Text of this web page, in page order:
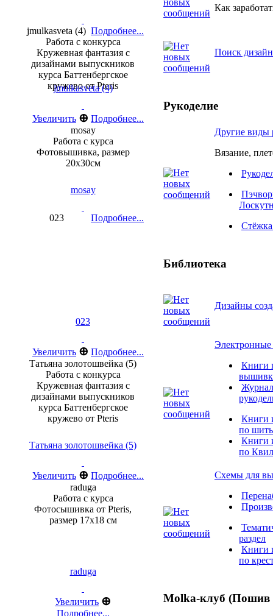
Подробнее...
jmulkasveta (4)
Работа с конкурса
Кружевная фантазия с
дизайнами выпускников
курса Баттенбергское
кружево от Pteris
jmulkasveta (4)
Увеличить ⊕ Подробнее...
mosay
Работа с курса
Фотовышивка, размер
20х30см
mosay
Подробнее...
023
023
Увеличить ⊕ Подробнее...
Татьяна золотошвейка (5)
Работа с конкурса
Кружевная фантазия с
дизайнами выпускников
курса Баттенбергское
кружево от Pteris
Татьяна золотошвейка (5)
Увеличить ⊕ Подробнее...
raduga
Работа с курса
Фотосышивка от Pteris,
размер 17х18 см
raduga
Увеличить ⊕
Подробнее...
Как
Поиск
Рукоделие
Другие виды
Вязание,
Библиотека
Дизайны
Книги
Книги
по
Книги
по
Схемы для
раздел
Книги
по
Molka-клуб (Пошив